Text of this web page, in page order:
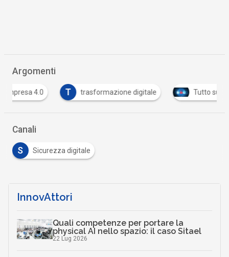
Argomenti
T trasformazione digitale Tutto su Cyber Security
Canali
S Sicurezza digitale
InnovAttori
Quali competenze per portare la
physical AI nello spazio: il caso Sitael
22 Lug 2026